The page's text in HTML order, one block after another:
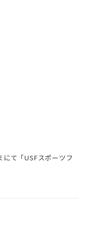
て「USFスポーツフ